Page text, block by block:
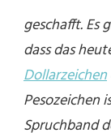
geschafft. Es
dass das
Dollarzeichen
Pesozeichen
Spruchband